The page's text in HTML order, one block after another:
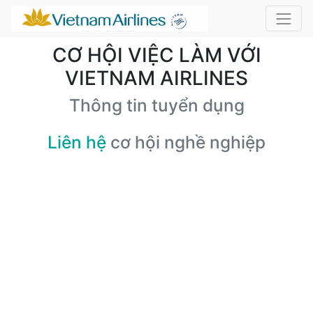
CƠ HỘI VIỆC LÀM VỚI
VIETNAM AIRLINES
Thông tin tuyển dụng
Liên hệ cơ hội nghề nghiệp